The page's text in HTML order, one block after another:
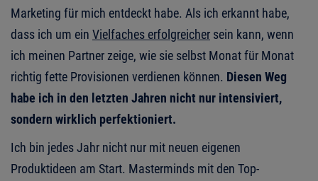
Marketing für mich entdeckt habe. Als ich erkannt habe,
dass ich um ein Vielfaches erfolgreicher sein kann, wenn
ich meinen Partner zeige, wie sie selbst Monat für Monat
richtig fette Provisionen verdienen können. Diesen Weg
habe ich in den letzten Jahren nicht nur intensiviert,
sondern wirklich perfektioniert.
Ich bin jedes Jahr nicht nur mit neuen eigenen
Produktideen am Start. Masterminds mit den Top-